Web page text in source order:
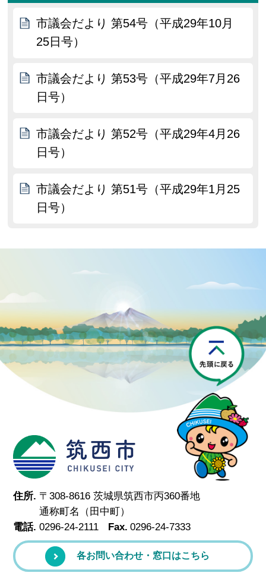
市議会だより 第54号（平成29年10月
25日号）
市議会だより 第53号（平成29年7月26
日号）
市議会だより 第52号（平成29年4月26
日号）
市議会だより 第51号（平成29年1月25
日号）
筑西市
住所. 〒308-8616 茨城県筑西市丙360番地
通称町名（田中町）
電話. 0296-24-2111 Fax. 0296-24-7333
各お問い合わせ・窓口はこちら